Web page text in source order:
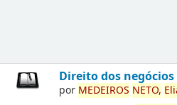
Direito dos
por MEDEIROS NETO,